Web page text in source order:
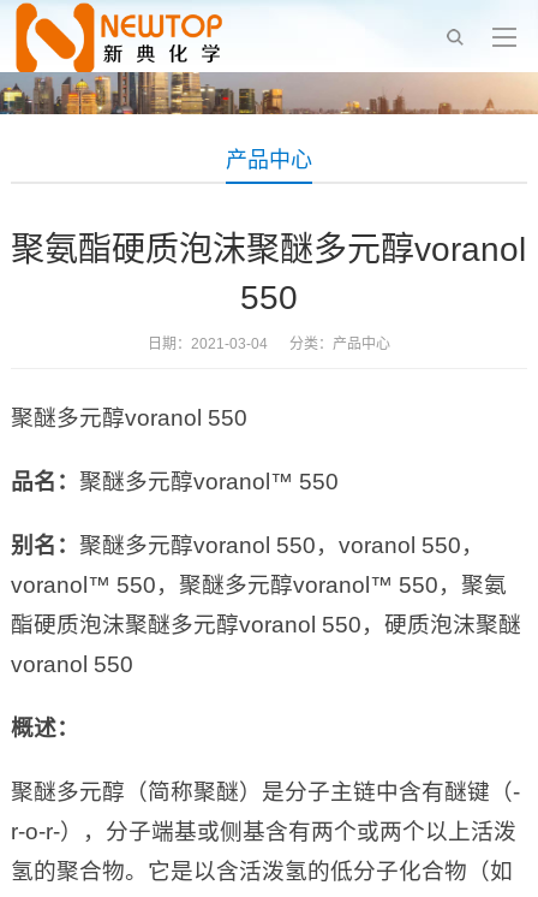
产品中心
聚氨酯硬质泡沫聚醚多元醇voranol
550
日期：2021-03-04 分类： 产品中心
聚醚多元醇voranol 550
品名： 聚醚多元醇voranol™ 550
别名： 聚醚多元醇voranol 550，voranol 550，
voranol™ 550，聚醚多元醇voranol™ 550，聚氨
酯硬质泡沫聚醚多元醇voranol 550，硬质泡沫聚醚
voranol 550
概述：
聚醚多元醇（简称聚醚）是分子主链中含有醚键（-
r-o-r-），分子端基或侧基含有两个或两个以上活泼
氢的聚合物。它是以含活泼氢的低分子化合物（如